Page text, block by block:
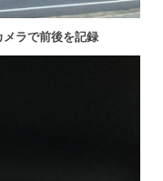
ラで前後を記録